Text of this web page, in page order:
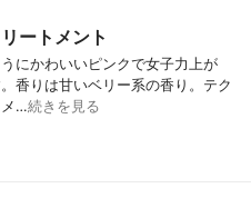
ートメント
にかわいいピンクで女子力上が
香りは甘いベリー系の香り。テク
メ…続きを見る